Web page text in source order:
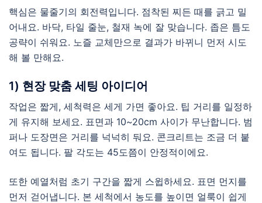
핵심은 물줄기의 회전력입니다. 점착된 찌든 때를 긁고 밀
어내요. 바닥, 타일 줄눈, 철재 녹에 잘 맞습니다. 좁은 틈도
공략이 쉬워요. 노즐 교체만으로 결과가 바뀌니 먼저 시도
해 볼 만해요.
1) 현장 맞춤 세팅 아이디어
작업은 짧게, 세척력은 세게 가면 좋아요. 팁 거리를 일정하
게 유지해 보세요. 표면과 10~20cm 사이가 무난합니다. 범
퍼나 도장면은 거리를 넉넉히 둬요. 콘크리트는 조금 더 붙
여도 됩니다. 팔 각도는 45도쯤이 안정적이에요.
또한 예열처럼 초기 구간을 짧게 스윕하세요. 표면 먼지를
먼저 걷어냅니다. 본 세척에서 농도를 높이면 얼룩이 쉽게